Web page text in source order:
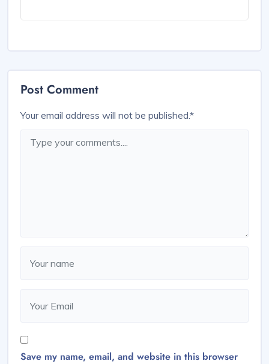
Post Comment
Your email address will not be published.*
Save my name, email, and website in this browser